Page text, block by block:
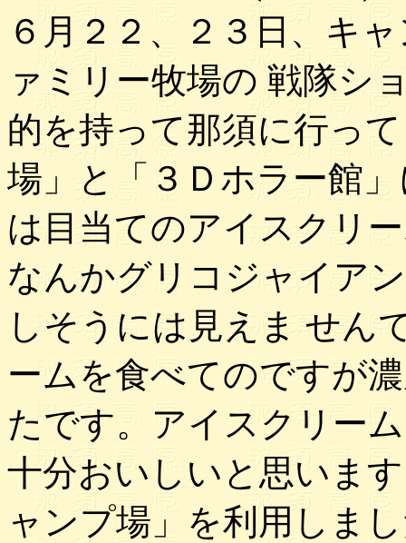
６月２２、２３日、キ
ァミリー牧場の 戦隊シ
的を持って那須に行っ
場」と「３Ｄホラー館
は目当てのアイスクリ
なんかグリコジャイア
しそうには見えま せん
ームを食べてのですが
たです。アイスクリー
十分おいしいと思いま
ャンプ場」を利用しま